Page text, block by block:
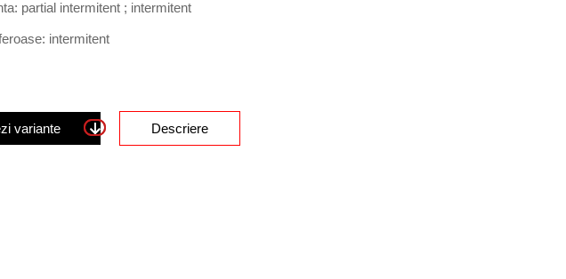
partial intermitent ; intermitent
intermitent
variante Descriere